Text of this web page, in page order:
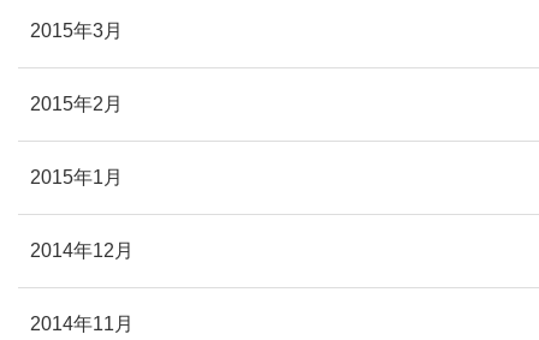
2015年3月
2015年2月
2015年1月
2014年12月
2014年11月